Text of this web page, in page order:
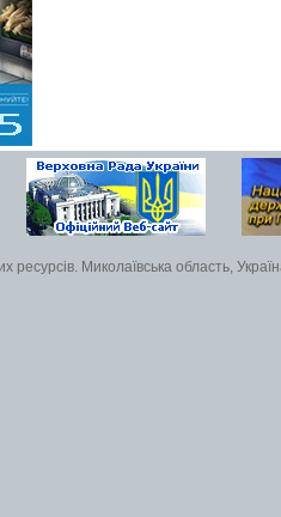
ресурсів. Миколаївська область,